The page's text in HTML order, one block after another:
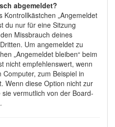
abgemeldet?
„Angemeldet
du nur für eine Sitzung
Missbrauch deines
Um angemeldet zu
„Angemeldet bleiben“ beim
nicht empfehlenswert, wenn
zum Beispiel in
Wenn diese Option nicht zur
vermutlich von der Board-